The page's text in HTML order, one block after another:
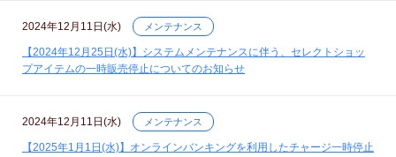
2024年12月11日(水) メンテナンス
【2024年12月25日(水)】システムメンテナンスに伴う、セレクトショッ
プアイテムの一時販売停止についてのお知らせ
2024年12月11日(水) メンテナンス
【2025年1月1日(水)】オンラインバンキングを利用したチャージ一時停止